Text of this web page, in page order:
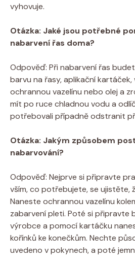
vyhovuje.
Otázka: Jaké jsou potřebné
nabarvení řas doma?
Odpověď: Při nabarvení řas
barvu na řasy, aplikační
ochrannou vazelínu nebo olej a
mít po ruce chladnou vodu a
potřebovali případně odstranit
Otázka: Jakým způsobem
nabarvování?
Odpověď: Nejprve si připravte
vším, co potřebujete, se ujistěte,
Naneste ochrannou vazelínu
zabarvení pleti. Poté si připravte
výrobce a pomocí kartáčku
kořínků ke konečkům. Nechte
uvedeno v pokynech, a poté